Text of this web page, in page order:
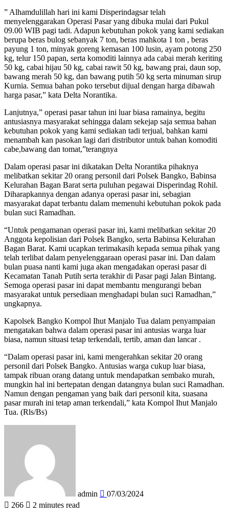
” Alhamdulillah hari ini kami Disperindagsar telah
menyelenggarakan Operasi Pasar yang dibuka mulai dari Pukul
09.00 WIB pagi tadi. Adapun kebutuhan pokok yang kami sediakan
berupa beras bulog sebanyak 7 ton, beras mahkota 1 ton , beras
payung 1 ton, minyak goreng kemasan 100 lusin, ayam potong 250
kg, telur 150 papan, serta komoditi lainnya ada cabai merah keriting
50 kg, cabai hijau 50 kg, cabai rawit 50 kg, bawang prai, daun sop,
bawang merah 50 kg, dan bawang putih 50 kg serta minuman sirup
Kurnia. Semua bahan poko tersebut dijual dengan harga dibawah
harga pasar,” kata Delta Norantika.
Lanjutnya,” operasi pasar tahun ini luar biasa ramainya, begitu
antusiasnya masyarakat sehingga dalam sekejap saja semua bahan
kebutuhan pokok yang kami sediakan tadi terjual, bahkan kami
menambah kan pasokan lagi dari distributor untuk bahan komoditi
cabe,bawang dan tomat,”terangnya
Dalam operasi pasar ini dikatakan Delta Norantika pihaknya
melibatkan sekitar 20 orang personil dari Polsek Bangko, Babinsa
Kelurahan Bagan Barat serta puluhan pegawai Disperindag Rohil.
Diharapkannya dengan adanya operasi pasar ini, sebagian
masyarakat dapat terbantu dalam memenuhi kebutuhan pokok pada
bulan suci Ramadhan.
“Untuk pengamanan operasi pasar ini, kami melibatkan sekitar 20
Anggota kepolisian dari Polsek Bangko, serta Babinsa Kelurahan
Bagan Barat. Kami ucapkan terimakasih kepada semua pihak yang
telah terlibat dalam penyelenggaraan operasi pasar ini. Dan dalam
bulan puasa nanti kami juga akan mengadakan operasi pasar di
Kecamatan Tanah Putih serta terakhir di Pasar pagi Jalan Bintang.
Semoga operasi pasar ini dapat membantu mengurangi beban
masyarakat untuk persediaan menghadapi bulan suci Ramadhan,”
ungkapnya.
Kapolsek Bangko Kompol Ihut Manjalo Tua dalam penyampaian
mengatakan bahwa dalam operasi pasar ini antusias warga luar
biasa, namun situasi tetap terkendali, tertib, aman dan lancar .
“Dalam operasi pasar ini, kami mengerahkan sekitar 20 orang
personil dari Polsek Bangko. Antusias warga cukup luar biasa,
tampak ribuan orang datang untuk mendapatkan sembako murah,
mungkin hal ini bertepatan dengan datangnya bulan suci Ramadhan.
Namun dengan pengaman yang baik dari personil kita, suasana
pasar murah ini tetap aman terkendali,” kata Kompol Ihut Manjalo
Tua. (Rls/Bs)
admin
07/03/2024
266
2 minutes read